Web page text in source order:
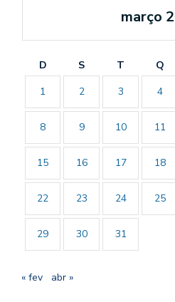
março
D S T Q
1
2 3 4
8 9 10 11
15 16 17 18
22 23 24 25
29 30 31
« fev abr »